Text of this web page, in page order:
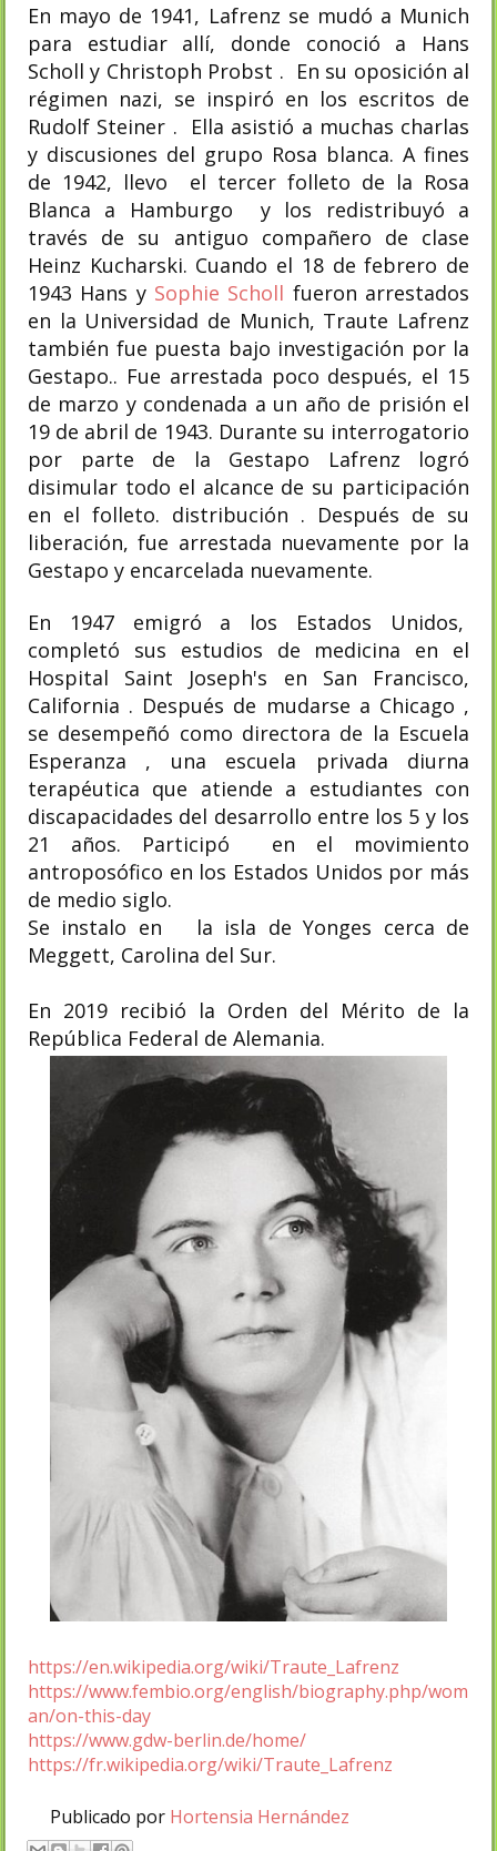
En mayo de 1941, Lafrenz se mudó a Munich
para estudiar allí, donde conoció a Hans
Scholl y Christoph Probst . En su oposición al
régimen nazi, se inspiró en los escritos de
Rudolf Steiner . Ella asistió a muchas charlas
y discusiones del grupo Rosa blanca. A fines
de 1942, llevo el tercer folleto de la Rosa
Blanca a Hamburgo y los redistribuyó a
través de su antiguo compañero de clase
Heinz Kucharski. Cuando el 18 de febrero de
1943 Hans ySophie Scholl fueron arrestados
en la Universidad de Munich, Traute Lafrenz
también fue puesta bajo investigación por la
Gestapo.. Fue arrestada poco después, el 15
de marzo y condenada a un año de prisión el
19 de abril de 1943. Durante su interrogatorio
por parte de la Gestapo Lafrenz logró
disimular todo el alcance de su participación
en el folleto. distribución . Después de su
liberación, fue arrestada nuevamente por la
Gestapo y encarcelada nuevamente.
En 1947 emigró a los Estados Unidos,
completó sus estudios de medicina en el
Hospital Saint Joseph's en San Francisco,
California . Después de mudarse a Chicago ,
se desempeñó como directora de la Escuela
Esperanza , una escuela privada diurna
terapéutica que atiende a estudiantes con
discapacidades del desarrollo entre los 5 y los
21 años. Participó en el movimiento
antroposófico en los Estados Unidos por más
de medio siglo.
Se instalo en la isla de Yonges cerca de
Meggett, Carolina del Sur.
En 2019 recibió la Orden del Mérito de la
República Federal de Alemania.
https://en.wikipedia.org/wiki/Traute_Lafrenz
https://www.fembio.org/english/biography.php/wom
an/on-this-day
https://www.gdw-berlin.de/home/
https://fr.wikipedia.org/wiki/Traute_Lafrenz
Publicado por Hortensia Hernández